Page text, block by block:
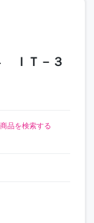
ＩＴ－３
品を検索する